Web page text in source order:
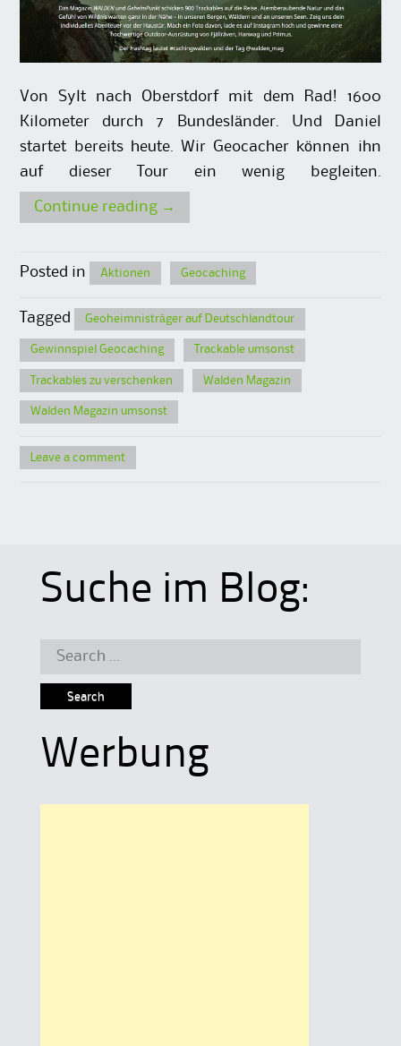
Von Sylt nach Oberstdorf mit dem Rad! 1600
Kilometer durch 7 Bundesländer. Und Daniel
startet bereits heute. Wir Geocacher können ihn
auf dieser Tour ein wenig begleiten.
Continue reading →
Posted in Aktionen Geocaching
Tagged Geoheimnisträger auf Deutschlandtour
Gewinnspiel Geocaching Trackable umsonst
Trackables zu verschenken Walden Magazin
Walden Magazin umsonst
Leave a comment
Suche im Blog:
Search
Werbung